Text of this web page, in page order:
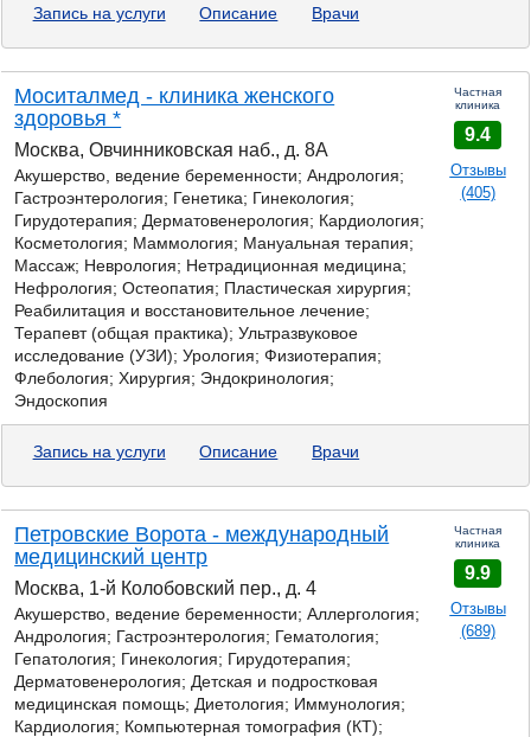
Запись на услуги Описание Врачи
Моситалмед - клиника женского
здоровья *
Москва, Овчинниковская наб., д. 8А
Акушерство, ведение беременности; Андрология;
Гастроэнтерология; Генетика; Гинекология;
Гирудотерапия; Дерматовенерология; Кардиология;
Косметология; Маммология; Мануальная терапия;
Массаж; Неврология; Нетрадиционная медицина;
Нефрология; Остеопатия; Пластическая хирургия;
Реабилитация и восстановительное лечение;
Терапевт (общая практика); Ультразвуковое
исследование (УЗИ); Урология; Физиотерапия;
Флебология; Хирургия; Эндокринология;
Эндоскопия
Частная
клиника
9.4
Отзывы
(405)
Запись на услуги Описание Врачи
Петровские Ворота - международный
медицинский центр
Москва, 1-й Колобовский пер., д. 4
Акушерство, ведение беременности; Аллергология;
Андрология; Гастроэнтерология; Гематология;
Гепатология; Гинекология; Гирудотерапия;
Дерматовенерология; Детская и подростковая
медицинская помощь; Диетология; Иммунология;
Кардиология; Компьютерная томография (КТ);
Частная
клиника
9.9
Отзывы
(689)